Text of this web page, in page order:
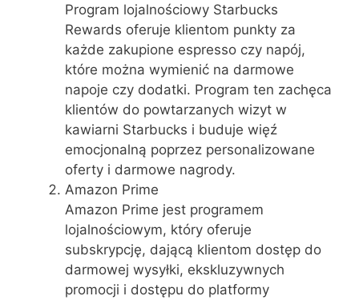
Program lojalnościowy Starbucks
Rewards oferuje klientom punkty za
każde zakupione espresso czy napój,
które można wymienić na darmowe
napoje czy dodatki. Program ten zachęca
klientów do powtarzanych wizyt w
kawiarni Starbucks i buduje więź
emocjonalną poprzez personalizowane
oferty i darmowe nagrody.
Amazon Prime
Amazon Prime jest programem
lojalnościowym, który oferuje
subskrypcję, dającą klientom dostęp do
darmowej wysyłki, ekskluzywnych
promocji i dostępu do platformy